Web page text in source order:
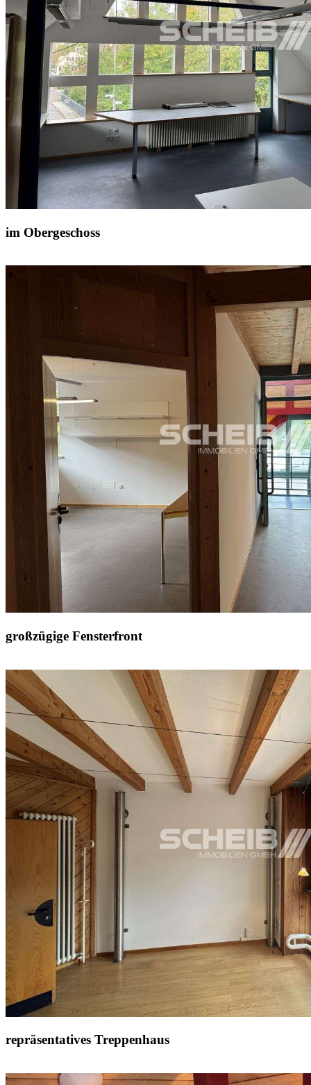
im Obergeschoss
großzügige Fensterfront
repräsentatives Treppenhaus